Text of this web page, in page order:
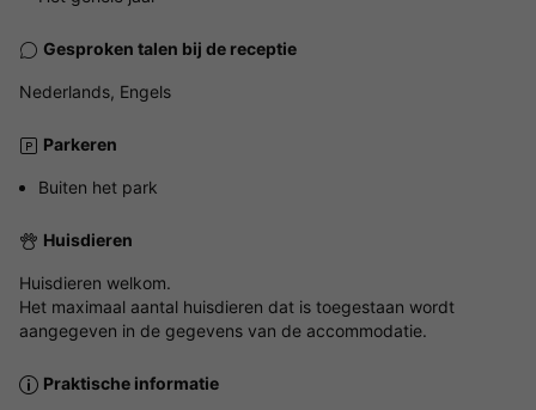
Gesproken talen bij de receptie
Nederlands, Engels
Parkeren
Buiten het park
Huisdieren
Huisdieren welkom.
Het maximaal aantal huisdieren dat is toegestaan wordt
aangegeven in de gegevens van de accommodatie.
Praktische informatie